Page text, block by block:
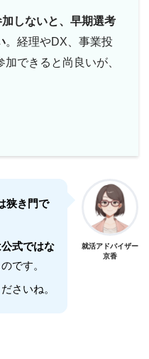
しないと、早期選考
。経理やDX、事業投
できると尚良いが、
狭き門で
式ではな
です。
さいね。
就活アドバイザー
京香